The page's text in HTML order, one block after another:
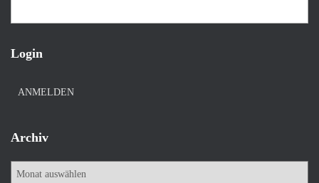
Login
ANMELDEN
Archiv
A